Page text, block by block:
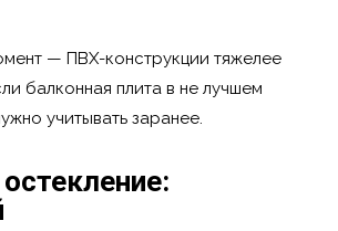
— ПВХ-конструкции тяжелее
балконная плита в не лучшем
учитывать заранее.